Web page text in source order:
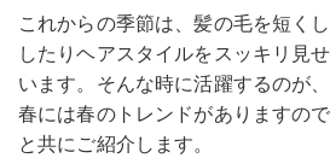
これからの季節は、髪の毛を短く
したりヘアスタイルをスッキリ見
います。そんな時に活躍するのが
春には春のトレンドがありますの
と共にご紹介します。